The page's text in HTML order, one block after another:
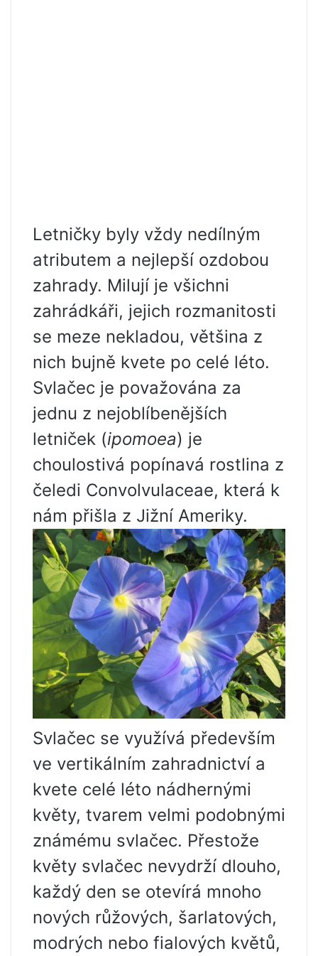
Letničky byly vždy nedílným
atributem a nejlepší ozdobou
zahrady. Milují je všichni
zahrádkáři, jejich rozmanitosti
se meze nekladou, většina z
nich bujně kvete po celé léto.
Svlačec je považována za
jednu z nejoblíbenějších
letniček (ipomoea) je
choulostivá popínavá rostlina z
čeledi Convolvulaceae, která k
nám přišla z Jižní Ameriky.
Svlačec se využívá především
ve vertikálním zahradnictví a
kvete celé léto nádhernými
květy, tvarem velmi podobnými
známému svlačec. Přestože
květy svlačec nevydrží dlouho,
každý den se otevírá mnoho
nových růžových, šarlatových,
modrých nebo fialových květů,